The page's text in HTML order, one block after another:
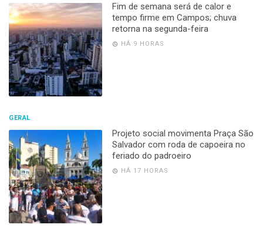
Fim de semana será de calor e
tempo firme em Campos; chuva
retorna na segunda-feira
HÁ 9 HORAS
GERAL
Projeto social movimenta Praça São
Salvador com roda de capoeira no
feriado do padroeiro
HÁ 17 HORAS